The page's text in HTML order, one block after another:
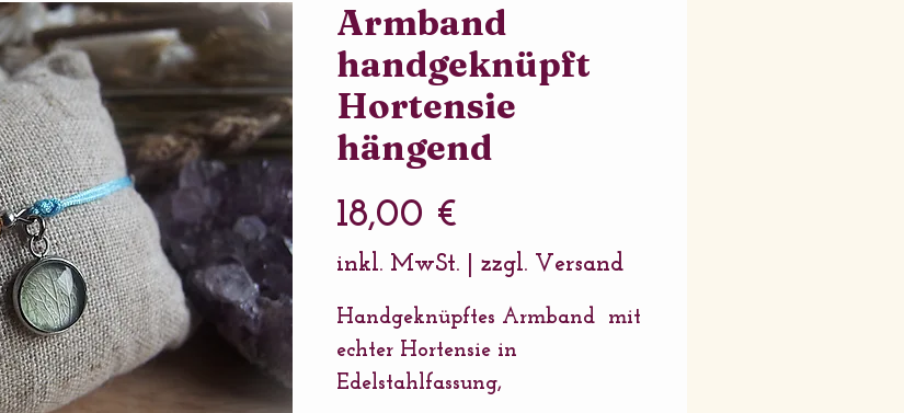
Armband
handgeknüpft
Hortensie
hängend
18,00 €
inkl. MwSt. zzgl. Versand
Handgeknüpftes Armband mit
echter Hortensie in
Edelstahlfassung,